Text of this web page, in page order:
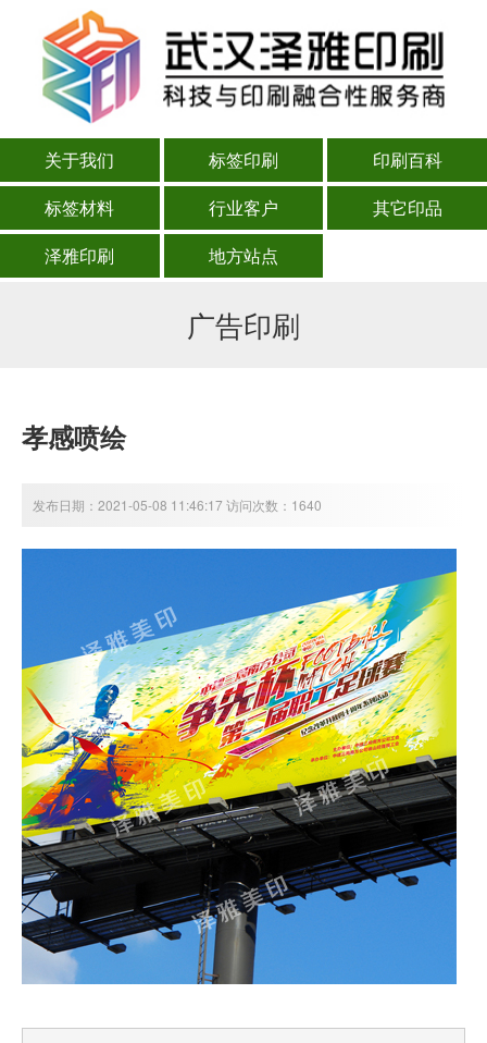
关于我们 标签印刷
印刷百科
标签材料
行业客户
其它印品
泽雅印刷
地方站点
广告印刷
孝感喷绘
发布日期：2021-05-08 11:46:17 访问次数：1640